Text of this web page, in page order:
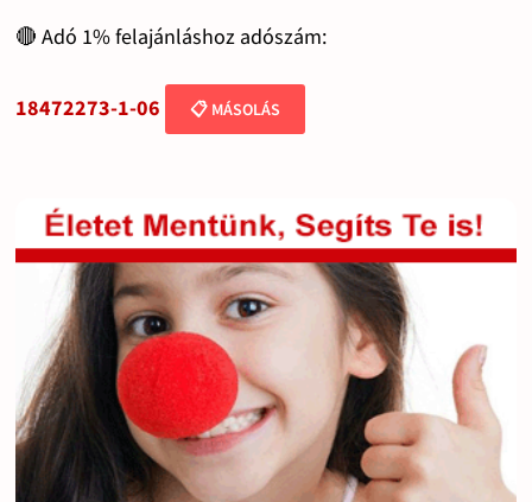
🔴 Adó 1% felajánláshoz adószám:
18472273-1-06 📋 MÁSOLÁS